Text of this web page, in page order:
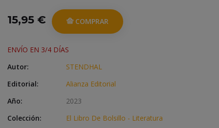
15,95 € COMPRAR
ENVÍO EN 3/4 DÍAS
Autor:
STENDHAL
Editorial:
Alianza Editorial
Año:
2023
Colección:
El Libro De Bolsillo - Literatura